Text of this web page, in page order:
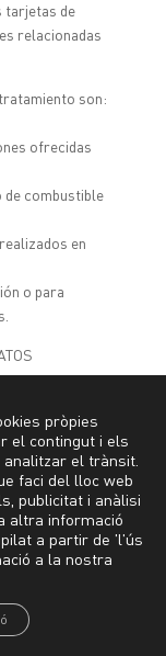
tarjetas de
relacionadas
son:
ofrecidas
combustible
en
o para
y para las
cada
necesario para
mientras siga
de la
de los
pròpies
el contingut i els
el trànsit.
faci del lloc web
publicitat i anàlisi
altra informació
a partir de 'l'ús
a la nostra